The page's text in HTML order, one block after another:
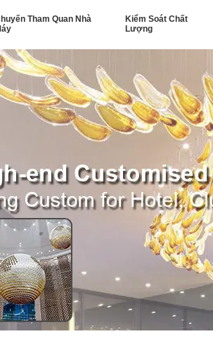
Tham Quan Nhà
Kiểm Soát Chất
Lượng